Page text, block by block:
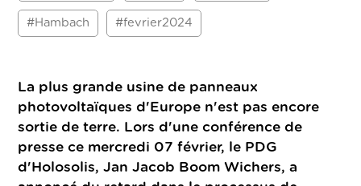
#Hambach #fevrier2024
La plus grande usine de panneaux
photovoltaïques d'Europe n'est pas encore
sortie de terre. Lors d'une conférence de
presse ce mercredi 07 février, le PDG
d'Holosolis, Jan Jacob Boom Wichers, a